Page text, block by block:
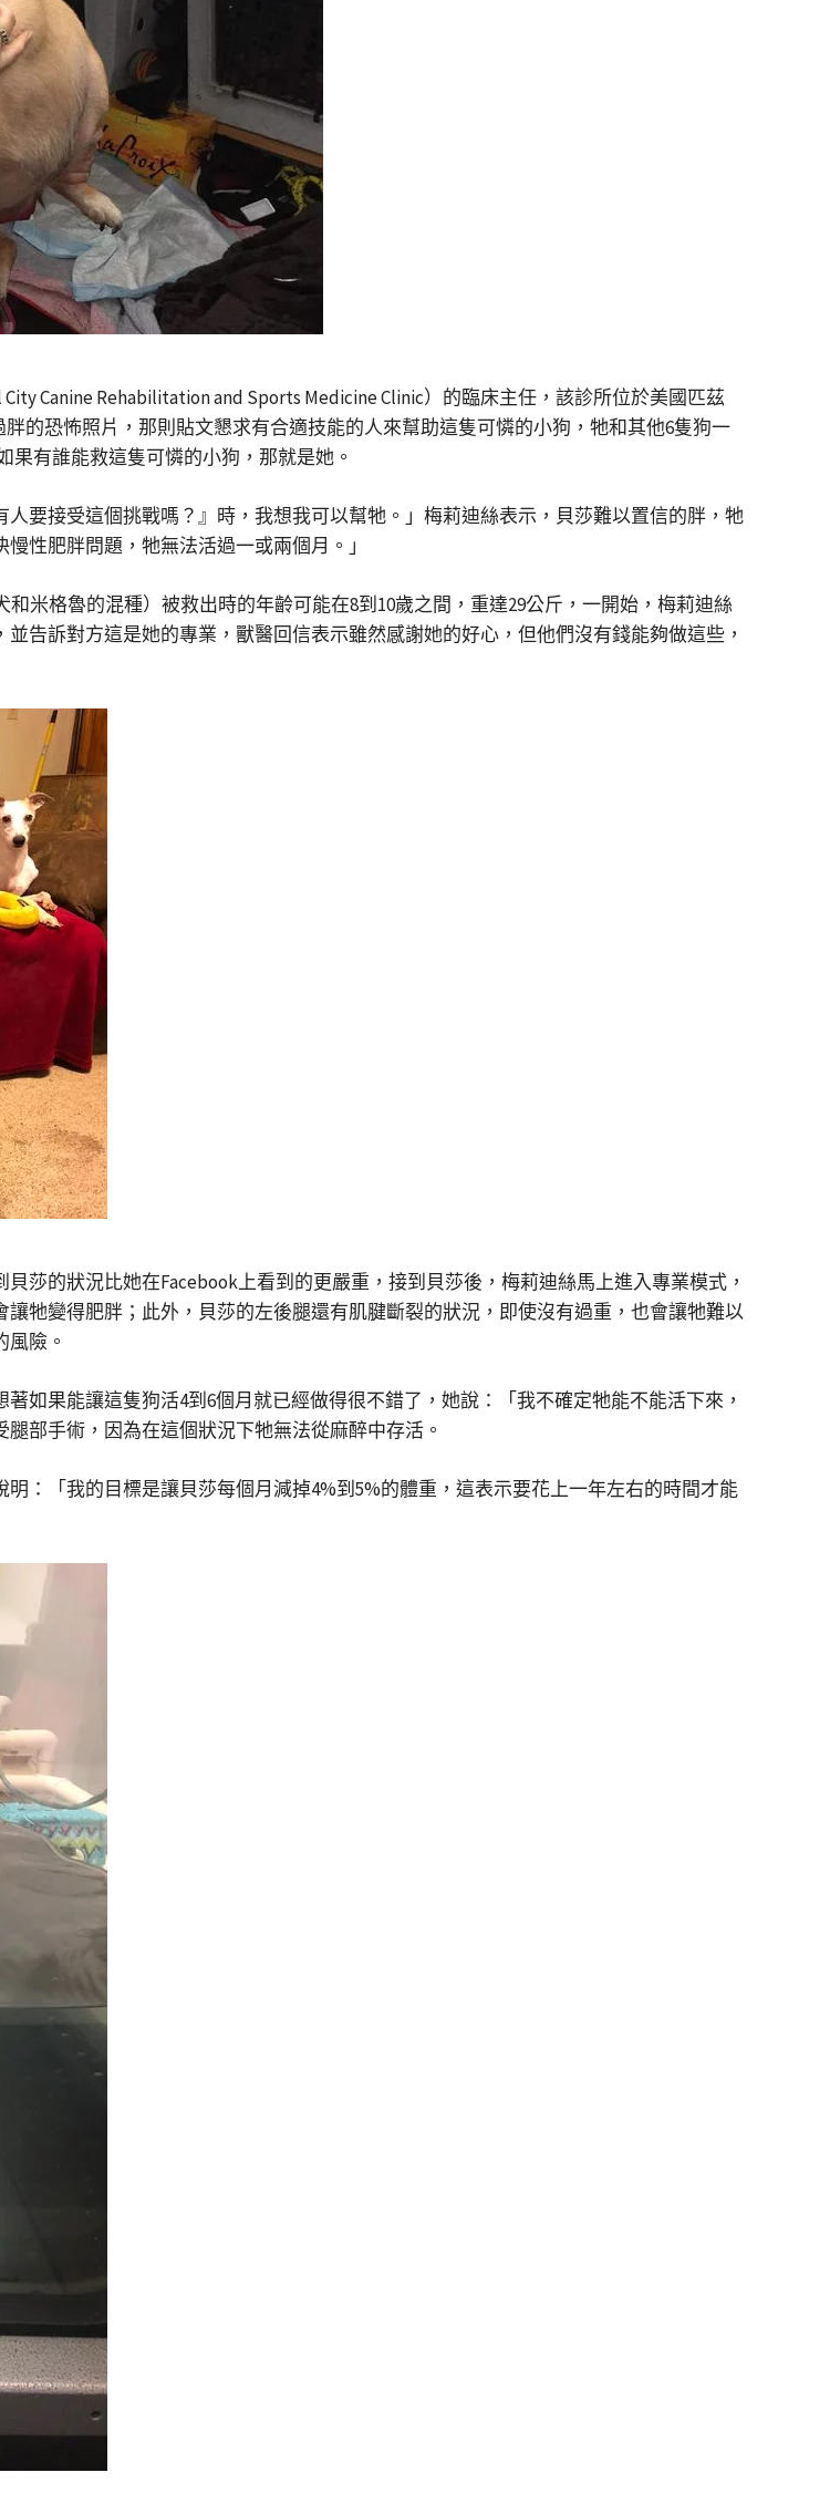
Canine Rehabilitation and Sports Medicine Clinic）的臨床主任，該診所位於美國匹茲
的恐怖照片，那則貼文懇求有合適技能的人來幫助這隻可憐的小狗，牠和其他6隻狗一
果有誰能救這隻可憐的小狗，那就是她。
要接受這個挑戰嗎？』時，我想我可以幫牠。」梅莉迪絲表示，貝莎難以置信的胖，牠
性肥胖問題，牠無法活過一或兩個月。」
米格魯的混種）被救出時的年齡可能在8到10歲之間，重達29公斤，一開始，梅莉迪絲
告訴對方這是她的專業，獸醫回信表示雖然感謝她的好心，但他們沒有錢能夠做這些，
莎的狀況比她在Facebook上看到的更嚴重，接到貝莎後，梅莉迪絲馬上進入專業模式，
牠變得肥胖；此外，貝莎的左後腿還有肌腱斷裂的狀況，即使沒有過重，也會讓牠難以
險。
如果能讓這隻狗活4到6個月就已經做得很不錯了，她說：「我不確定牠能不能活下來，
部手術，因為在這個狀況下牠無法從麻醉中存活。
：「我的目標是讓貝莎每個月減掉4%到5%的體重，這表示要花上一年左右的時間才能